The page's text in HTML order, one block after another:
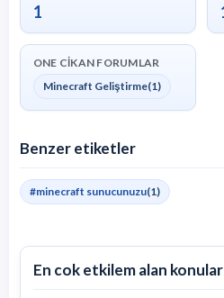
1
ONE CIKAN FORUMLAR
Minecraft Geliştirme(1)
Benzer etiketler
#minecraft sunucunuzu(1)
En cok etkilem alan konular